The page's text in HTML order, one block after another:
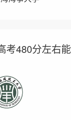
考480分左右